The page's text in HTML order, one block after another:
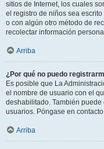
sitios de Internet, los cuales
el registro de niños sea
o con algún otro método de
recolectar información
Arriba
¿Por qué no puedo
Es posible que La
el nombre de usuario con el
deshabilitado. También
usuarios. Póngase en
Arriba